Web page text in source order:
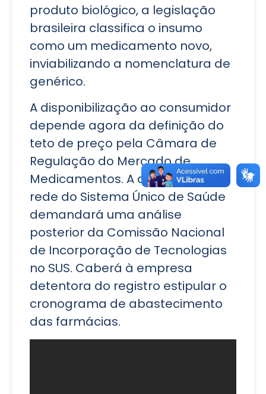
produto biológico, a legislação
brasileira classifica o insumo
como um medicamento novo,
inviabilizando a nomenclatura de
genérico.
A disponibilização ao consumidor
depende agora da definição do
teto de preço pela Câmara de
Regulação do Mercado de
Medicamentos. A distribuição na
rede do Sistema Único de Saúde
demandará uma análise
posterior da Comissão Nacional
de Incorporação de Tecnologias
no SUS. Caberá à empresa
detentora do registro estipular o
cronograma de abastecimento
das farmácias.